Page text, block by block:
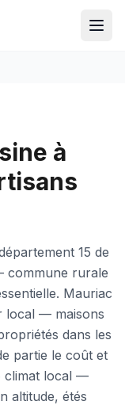
à
15 de
commune rurale
Mauriac
local — maisons
dans les
partie le coût et
climat local —
altitude, étés